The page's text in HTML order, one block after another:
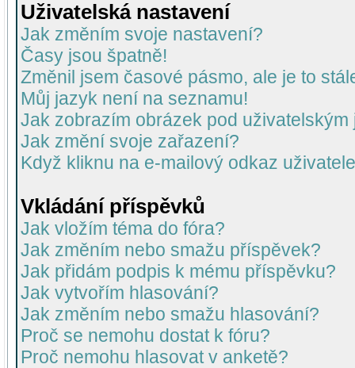
Uživatelská nastavení
Jak změním svoje nastavení?
Časy jsou špatně!
Změnil jsem časové pásmo, ale je to
Můj jazyk není na seznamu!
Jak zobrazím obrázek pod uživatelským
Jak změní svoje zařazení?
Když kliknu na e-mailový odkaz
Vkládání příspěvků
Jak vložím téma do fóra?
Jak změním nebo smažu příspěvek?
Jak přidám podpis k mému příspěvku?
Jak vytvořím hlasování?
Jak změním nebo smažu hlasování?
Proč se nemohu dostat k fóru?
Proč nemohu hlasovat v anketě?